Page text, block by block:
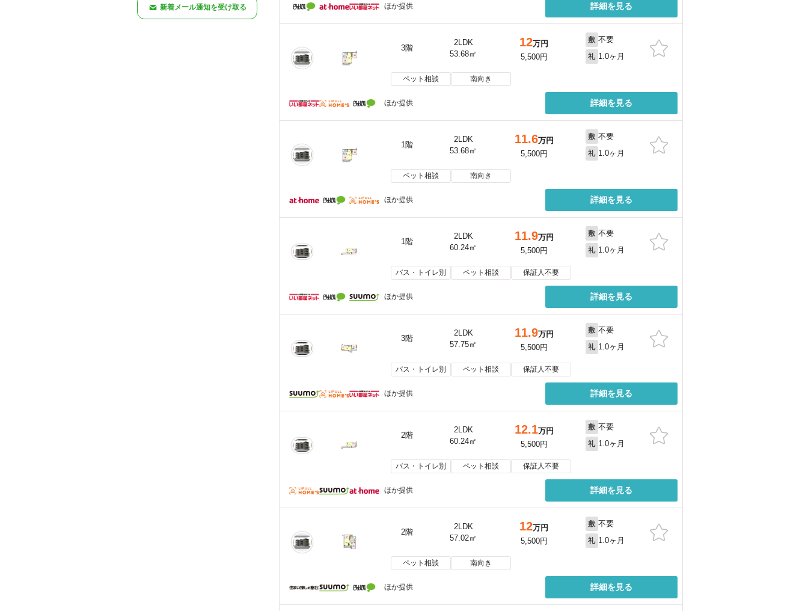
新着メール通知を受け取る ほか提供 詳細を見る
3階
2LDK
53.68㎡
12万円
5,500円
敷 不要
礼 1.0ヶ月
ペット相談 南向き
ほか提供 詳細を見る
1階
2LDK
53.68㎡
11.6万円
5,500円
敷 不要
礼 1.0ヶ月
ペット相談 南向き
ほか提供 詳細を見る
1階
2LDK
60.24㎡
11.9万円
5,500円
敷 不要
礼 1.0ヶ月
バス・トイレ別 ペット相談 保証人不要
ほか提供 詳細を見る
3階
2LDK
57.75㎡
11.9万円
5,500円
敷 不要
礼 1.0ヶ月
バス・トイレ別 ペット相談 保証人不要
ほか提供 詳細を見る
2階
2LDK
60.24㎡
12.1万円
5,500円
敷 不要
礼 1.0ヶ月
バス・トイレ別 ペット相談 保証人不要
ほか提供 詳細を見る
2階
2LDK
57.02㎡
12万円
5,500円
敷 不要
礼 1.0ヶ月
ペット相談 南向き
ほか提供 詳細を見る